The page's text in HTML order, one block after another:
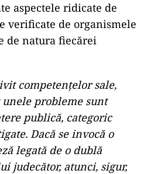
aspectele ridicate de
verificate de organismele
de natura fiecărei
competențelor sale,
probleme sunt
publică, categoric
Dacă se invocă o
legată de o dublă
judecător, atunci, sigur,